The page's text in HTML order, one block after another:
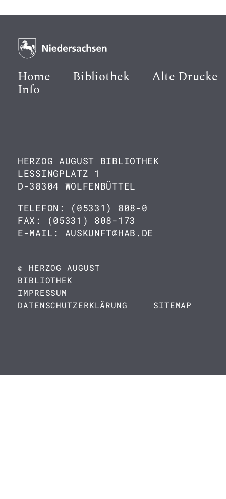
Home Bibliothek Alte Drucke
Info
HERZOG AUGUST BIBLIOTHEK
LESSINGPLATZ 1
D-38304 WOLFENBÜTTEL
TELEFON: (05331) 808-0
FAX: (05331) 808-173
E-MAIL: AUSKUNFT@HAB.DE
© HERZOG AUGUST
BIBLIOTHEK
IMPRESSUM
DATENSCHUTZERKLÄRUNG
SITEMAP